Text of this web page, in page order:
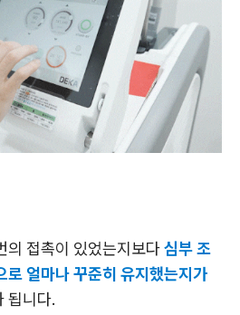
의 접촉이 있었는지보다심부 조
로 얼마나 꾸준히 유지했는지가
됩니다.